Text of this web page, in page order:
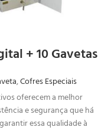
+ 10 Gavetas
,Cofres Especiais
oferecem a melhor
e segurança que há
essa qualidade à